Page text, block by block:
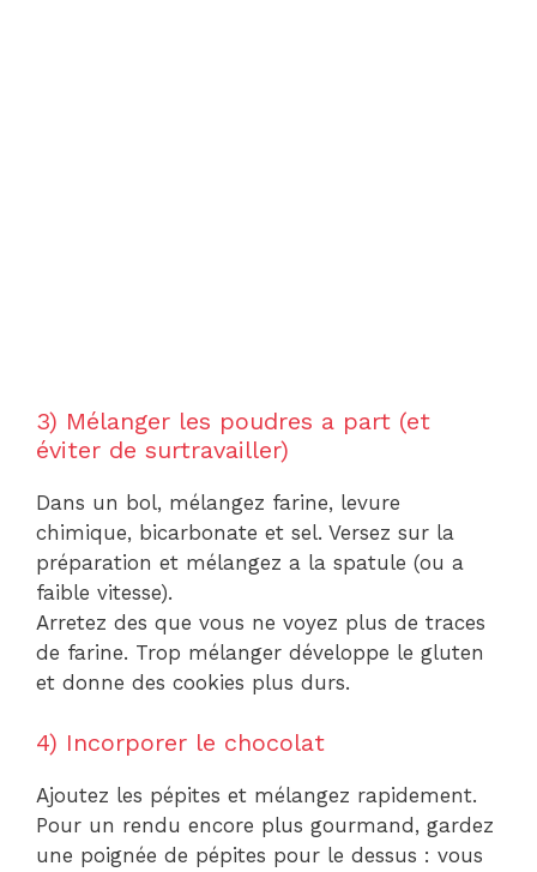
3) Mélanger les poudres a part (et
éviter de surtravailler)
Dans un bol, mélangez farine, levure
chimique, bicarbonate et sel. Versez sur la
préparation et mélangez a la spatule (ou a
faible vitesse).
Arretez des que vous ne voyez plus de traces
de farine. Trop mélanger développe le gluten
et donne des cookies plus durs.
4) Incorporer le chocolat
Ajoutez les pépites et mélangez rapidement.
Pour un rendu encore plus gourmand, gardez
une poignée de pépites pour le dessus : vous